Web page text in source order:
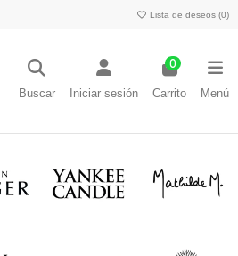
Lista de deseos (0)
Buscar Iniciar sesión
0
Carrito Menú